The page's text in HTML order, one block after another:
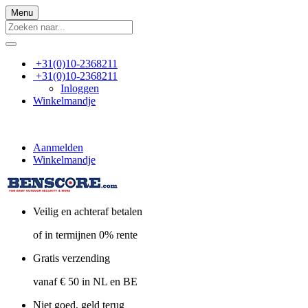
Menu
+31(0)10-2368211
+31(0)10-2368211
Inloggen
Winkelmandje
Aanmelden
Winkelmandje
Veilig en achteraf betalen
of in termijnen 0% rente
Gratis verzending
vanaf € 50 in NL en BE
Niet goed, geld terug